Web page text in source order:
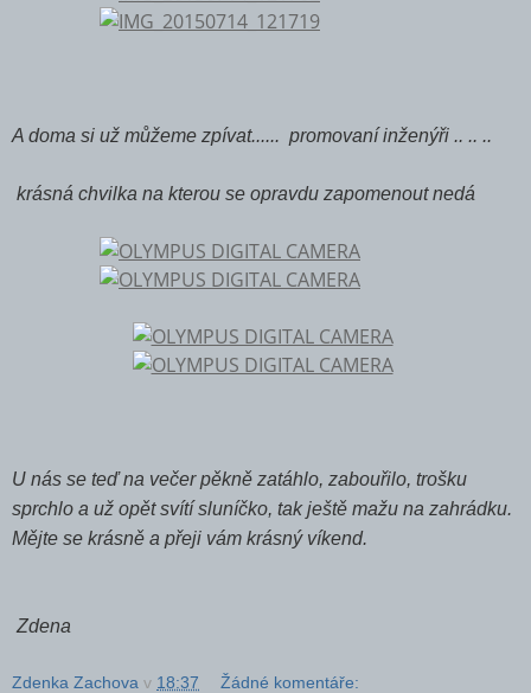
A doma si už můžeme zpívat...... promovaní inženýři .. .. ..
krásná chvilka na kterou se opravdu zapomenout nedá
U nás se teď na večer pěkně zatáhlo, zabouřilo, trošku
sprchlo a už opět svítí sluníčko, tak ještě mažu na zahrádku.
Mějte se krásně a přeji vám krásný víkend.
Zdena
Zdenka Zachova v 18:37 Žádné komentáře: